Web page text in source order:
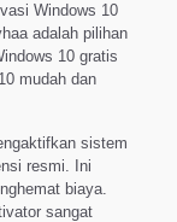
Windows 10
adalah pilihan
10 gratis
mudah dan
sistem
resmi. Ini
biaya.
sangat